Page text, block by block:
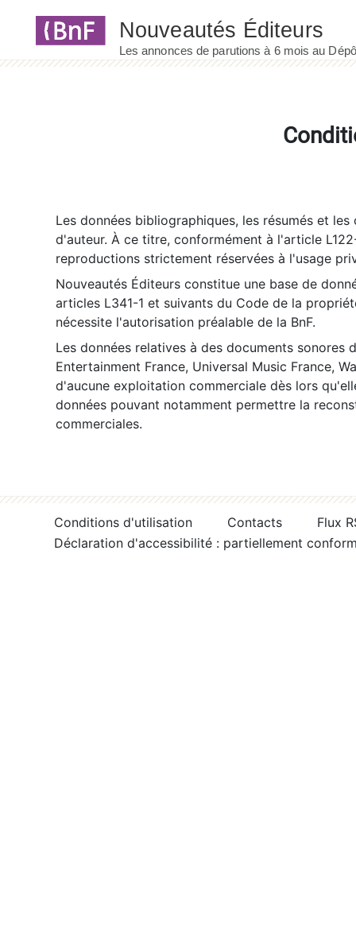
Les données bibliographiques, les résumés et
d'auteur. À ce titre, conformément à l'article
reproductions strictement réservées à l'usage
Nouveautés Éditeurs constitue une base de
articles L341-1 et suivants du Code de la
nécessite l'autorisation préalable de la BnF.
Les données relatives à des documents sonores
Entertainment France, Universal Music France,
d'aucune exploitation commerciale dès lors
données pouvant notamment permettre la
commerciales.
Conditions d'utilisation Contacts
Flux
Déclaration d'accessibilité : partiellement